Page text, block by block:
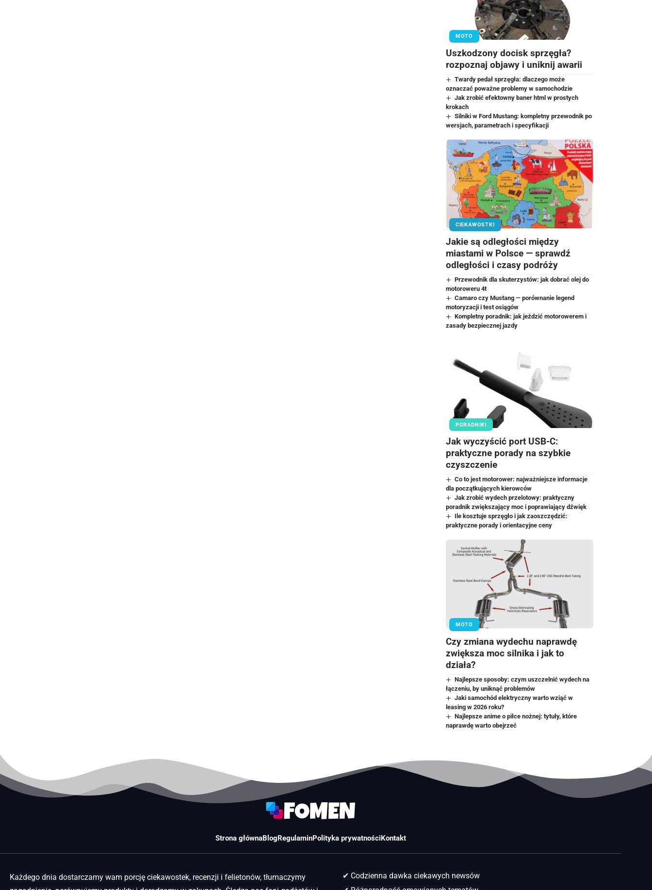
MOTO
Uszkodzony docisk sprzęgła?
rozpoznaj objawy i uniknij awarii
Twardy pedał sprzęgła: dlaczego może
oznaczać poważne problemy w samochodzie
Jak zrobić efektowny baner html w prostych
krokach
Silniki w Ford Mustang: kompletny przewodnik po
wersjach, parametrach i specyfikacji
CIEKAWOSTKI
Jakie są odległości między
miastami w Polsce — sprawdź
odległości i czasy podróży
Przewodnik dla skuterzystów: jak dobrać olej do
motoroweru 4t
Camaro czy Mustang — porównanie legend
motoryzacji i test osiągów
Kompletny poradnik: jak jeździć motorowerem i
zasady bezpiecznej jazdy
PORADNIKI
Jak wyczyścić port USB-C:
praktyczne porady na szybkie
czyszczenie
Co to jest motorower: najważniejsze informacje
dla początkujących kierowców
Jak zrobić wydech przelotowy: praktyczny
poradnik zwiększający moc i poprawiający dźwięk
Ile kosztuje sprzęgło i jak zaoszczędzić:
praktyczne porady i orientacyjne ceny
MOTO
Czy zmiana wydechu naprawdę
zwiększa moc silnika i jak to
działa?
Najlepsze sposoby: czym uszczelnić wydech na
łączeniu, by uniknąć problemów
Jaki samochód elektryczny warto wziąć w
leasing w 2026 roku?
Najlepsze anime o piłce nożnej: tytuły, które
naprawdę warto obejrzeć
Strona głównaBlogRegulaminPolityka prywatnościKontakt
Każdego dnia dostarczamy wam porcję ciekawostek, recenzji i felietonów, tłumaczymy
✔ Codzienna dawka ciekawych newsów